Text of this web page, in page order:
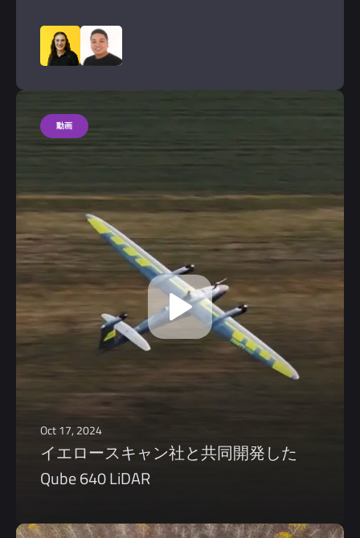
Oct 17, 2024
イエロースキャン社と共同開発した
Qube 640 LiDAR